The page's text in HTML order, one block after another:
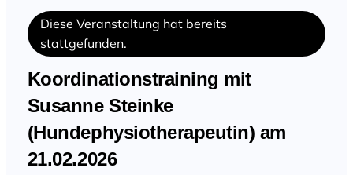
Diese Veranstaltung hat bereits
stattgefunden.
Koordinationstraining mit
Susanne Steinke
(Hundephysiotherapeutin) am
21.02.2026